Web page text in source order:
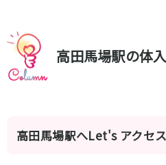
高田馬場駅の体
高田馬場駅へLet's アクセス
宇都宮
茨城県
茨城県南
日立
新宿駅
赤坂
荻窪駅
新宿
新高円寺駅